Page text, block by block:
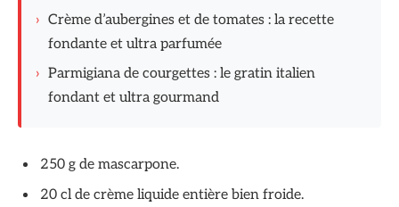
› Crème d’aubergines et de tomates : la recette
fondante et ultra parfumée
› Parmigiana de courgettes : le gratin italien
fondant et ultra gourmand
250 g de mascarpone.
20 cl de crème liquide entière bien froide.